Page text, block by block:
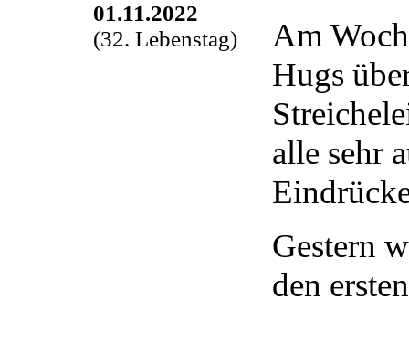
01.11.2022
(32. Lebenstag)
Am
Hugs
alle sehr
Gestern
den